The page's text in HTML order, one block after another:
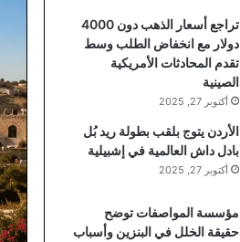
تراجع أسعار الذهب دون 4000
دولار مع انخفاض الطلب وسط
تقدم المحادثات الأمريكية
الصينية
أكتوبر 27, 2025
الأردن يتوج بلقب بطولة ريد بُل
بادل داش العالمية في إشبيلية
أكتوبر 27, 2025
مؤسسة المواصفات توضح
حقيقة الخلل في البنزين وأسباب